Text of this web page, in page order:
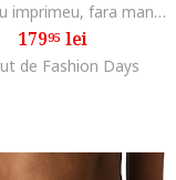
Pijama cu imprimeu, fara maneci, Multicolor
17995lei
de Fashion Days